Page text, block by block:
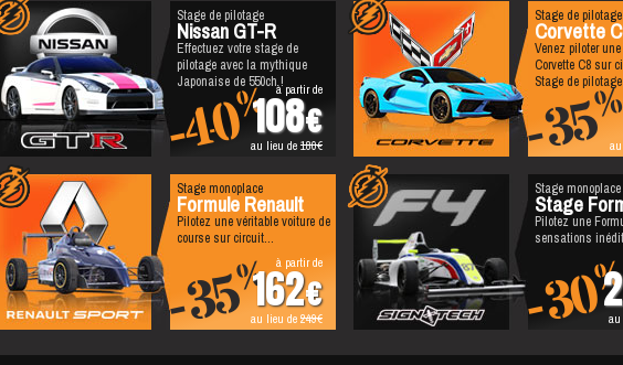
-40%
Stage de pilotage
Nissan GT-R
Effectuez votre stage de
pilotage avec la mythique
Japonaise de 550ch !à partir de
108
au lieu de180 -35
Stage de pilotage
Corvette
Venez piloter une
Corvette C8 sur
Stage de
-35%
Stage monoplace
Formule Renault
Pilotez une véritable voiture de
course sur circuit...
à partir de
162
au lieu de249 -30
Stage monoplace
Stage
Pilotez une
sensations